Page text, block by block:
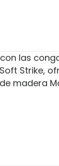
las
Strike,
madera